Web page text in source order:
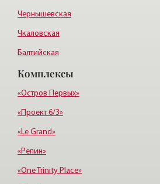
Чернышевская
Чкаловская
Балтийская
Старая деревня
Удельная
Комплексы
«Остров Первых»
«Проект 6/3»
«Le Grand»
«Репин»
«One Trinity Place»